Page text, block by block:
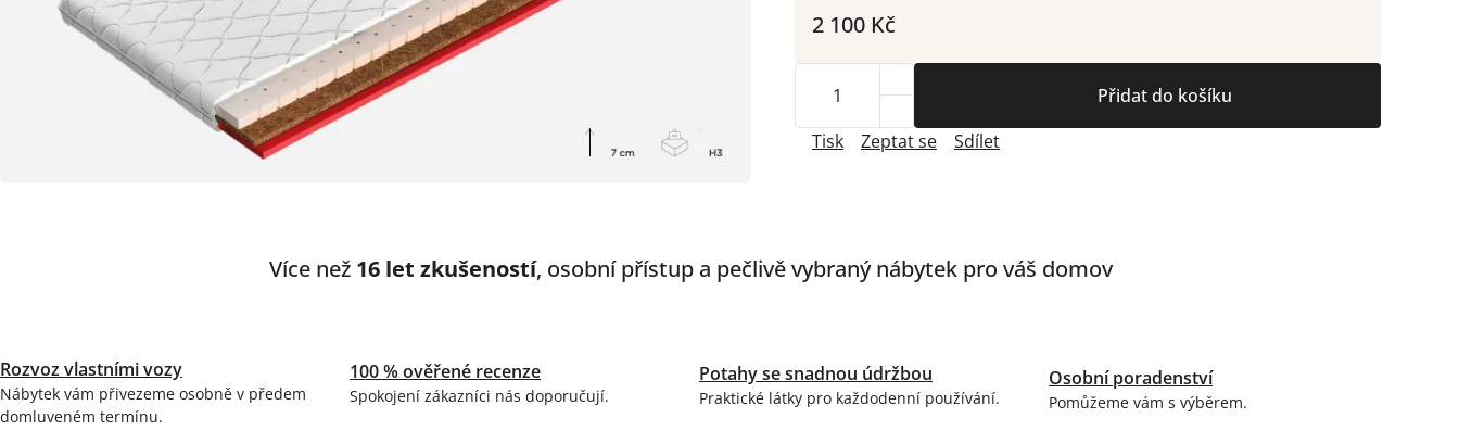
2 100 Kč
Přidat do košíku
Tisk Zeptat se Sdílet
Více než 16 let zkušeností, osobní přístup a pečlivě vybraný nábytek pro váš domov
Rozvoz vlastními vozy
Nábytek vám přivezeme osobně v předem
domluveném termínu.
100 % ověřené recenze
Spokojení zákazníci nás doporučují.
Potahy se snadnou údržbou
Praktické látky pro každodenní používání.
Osobní poradenství
Pomůžeme vám s výběrem.